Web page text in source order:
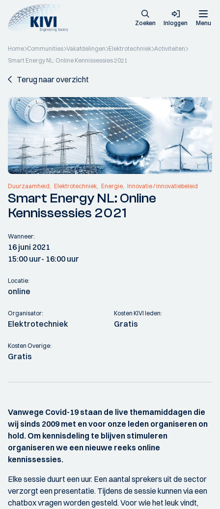
Zoeken Inloggen Menu
Home Communities Vakafdelingen Elektrotechniek Activiteiten
Smart Energy NL: Online Kennissessies 2021
Terug naar overzicht
Duurzaamheid Elektrotechniek Energie Innovatie / innovatiebeleid
Smart Energy NL: Online
Kennissessies 2021
Wanneer:
16 juni 2021
15:00 uur- 16:00 uur
Locatie:
online
Organisator:
Elektrotechniek
Kosten KIVI leden:
Gratis
Kosten Overige:
Gratis
Vanwege Covid-19 staan de live themamiddagen die
wij sinds 2009 met en voor onze leden organiseren on
hold. Om kennisdeling te blijven stimuleren
organiseren we een nieuwe reeks online
kennissessies.
Elke sessie duurt een uur. Een aantal sprekers uit de sector
verzorgt een presentatie. Tijdens de sessie kunnen via een
chatbox vragen worden gesteld. Voor wie het leuk vindt,